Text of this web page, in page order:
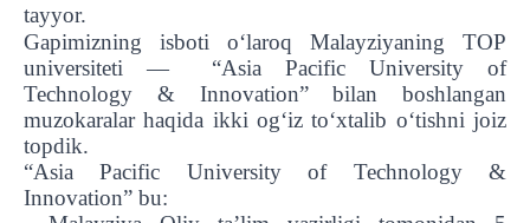
tayyor.
Gapimizning isboti o‘laroq Malayziyaning TOP
universiteti —
“Asia Pacific University of
Technology & Innovation” bilan boshlangan
muzokaralar haqida ikki og‘iz to‘xtalib o‘tishni joiz
topdik.
“Asia Pacific University of Technology &
Innovation” bu: